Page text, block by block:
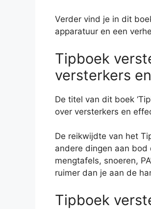
Verder vind je in dit
apparatuur en een
Tipboek
versterkers
De titel van dit boek
over versterkers en
De reikwijdte van het
andere dingen aan bod
mengtafels, snoeren,
ruimer dan je aan de
Tipboek